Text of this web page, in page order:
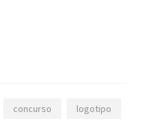
concurso logotipo